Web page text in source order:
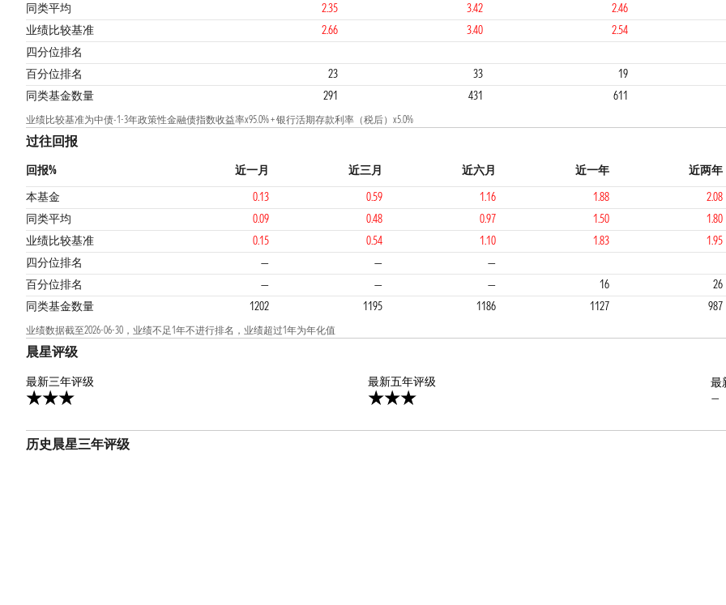
同类平均
2.35 3.42 2.46
业绩比较基准
2.66 3.40 2.54
四分位排名
1 2 1 3
百分位排名 23 33 19
同类基金数量
291 431 611
业绩比较基准为中债-1-3年政策性金融债指数收益率x95.0% + 银行活期存款利率（税后）x5.0%
过往回报
回报% 近一月 近三月 近六月 近一年 近两年
本基金
0.13 0.59 1.16 1.88 2.08
同类平均
0.09 0.48 0.97 1.50 1.80
业绩比较基准
0.15 0.54 1.10 1.83 1.95
四分位排名
— — —
1 2 2
百分位排名 — — — 16 26
同类基金数量
1202 1195 1186 1127 987
业绩数据截至2026-06-30，业绩不足1年不进行排名，业绩超过1年为年化值
晨星评级
最新三年评级 最新五年评级
3星
最
—
历史晨星三年评级